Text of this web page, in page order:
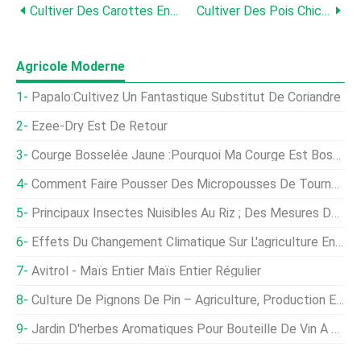
Cultiver Des Carottes En Balcon – En Pots, Guide De Plantation Cultiver Des Pois Chiches À La Maison – Bengal Gram/Chana
Agricole Moderne
Papalo:Cultivez Un Fantastique Substitut De Coriandre
Ezee-Dry Est De Retour
Courge Bosselée Jaune :pourquoi Ma Courge Est Bosselée
Comment Faire Pousser Des Micropousses De Tournesol Rapidement Et Facilement
Principaux Insectes Nuisibles Au Riz ; Des Mesures De Contrôle
Effets Du Changement Climatique Sur L'agriculture En Inde
Avitrol - Maïs Entier Maïs Entier Régulier
Culture De Pignons De Pin – Agriculture, Production En Inde
Jardin D'herbes Aromatiques Pour Bouteille De Vin À Arrosage Automatique